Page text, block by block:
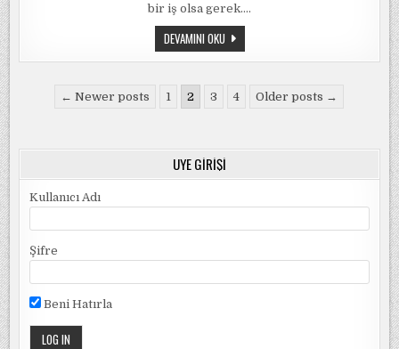
bir iş olsa gerek….
DEVAMINI OKUHAŞIM
DEDE’NIN
ELMALARINDAN
Yazı← Newer posts 1 2 3 4 Older posts →
ÜYE GIRIŞI
Kullanıcı Adı
Şifre
Beni Hatırla